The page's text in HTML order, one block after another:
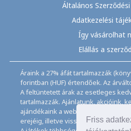
Friss
Általános
Adatkezelési
Így vásárolhat
Elállás a
Áraink a 27% áfát tartalmazzák
forintban (HUF) értendőek. Az
A feltüntetett árak az esetleges
tartalmazzák. Ajánlatunk, akcióink,
ajándékaink a webáruházban
erejéig, illetve visszavonásig